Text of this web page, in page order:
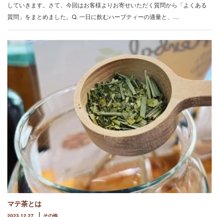
していきます。さて、今回はお客様よりお寄せいただく質問から「よくある
質問」をまとめました。Q. 一日に飲むハーブティーの適量と、…
マテ茶とは
2023.12.27 その他